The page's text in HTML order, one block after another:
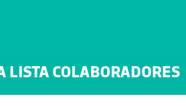
LISTA COLABORADORES